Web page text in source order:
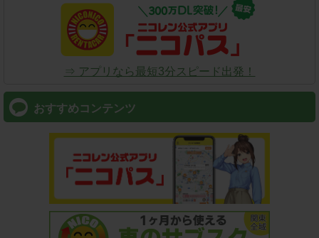
⇒ アプリなら最短3分スピード出発！
おすすめコンテンツ